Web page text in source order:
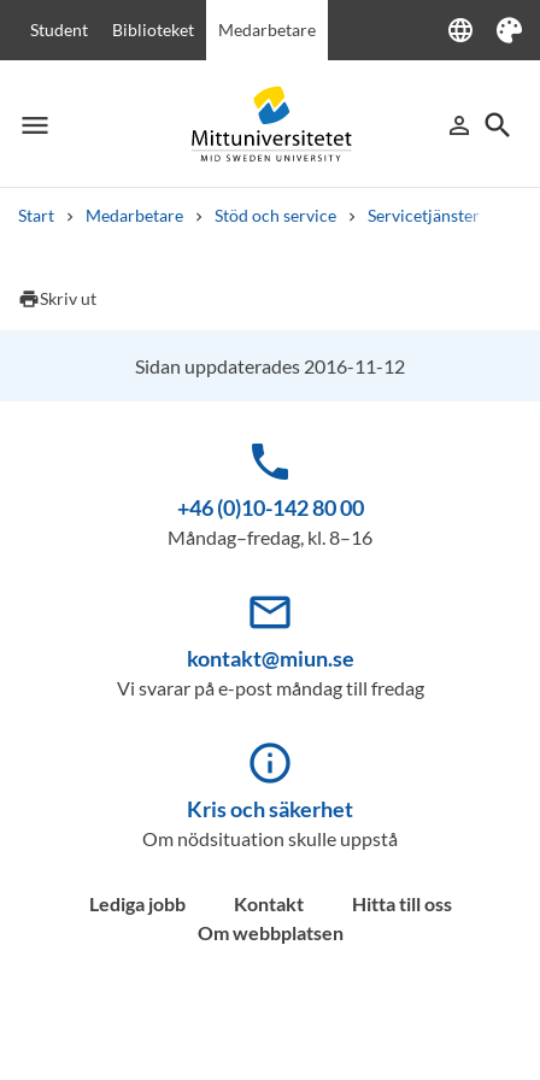
Student Biblioteket Medarbetare language
Language
Tema
menu
Meny person_outline
Logga in
search
Sök
Start Medarbetare Stöd och service Servicetjänster
Andra söktjänster
printSkriv ut
Sidan uppdaterades 2016-11-12
phone
+46 (0)10-142 80 00
Måndag–fredag, kl. 8–16
mail_outline
kontakt@miun.se
Vi svarar på e-post måndag till fredag
info_outline
Kris och säkerhet
Om nödsituation skulle uppstå
Lediga jobb Kontakt
Hitta till oss
Om webbplatsen